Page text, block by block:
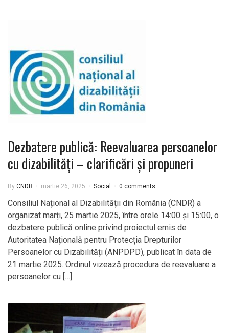
Dezbatere publică: Reevaluarea persoanelor
cu dizabilități – clarificări și propuneri
By CNDR martie 26, 2025 Social 0 comments
Consiliul Național al Dizabilității din România (CNDR) a
organizat marți, 25 martie 2025, între orele 14:00 și 15:00, o
dezbatere publică online privind proiectul emis de
Autoritatea Națională pentru Protecția Drepturilor
Persoanelor cu Dizabilități (ANPDPD), publicat în data de
21 martie 2025. Ordinul vizează procedura de reevaluare a
persoanelor cu […]